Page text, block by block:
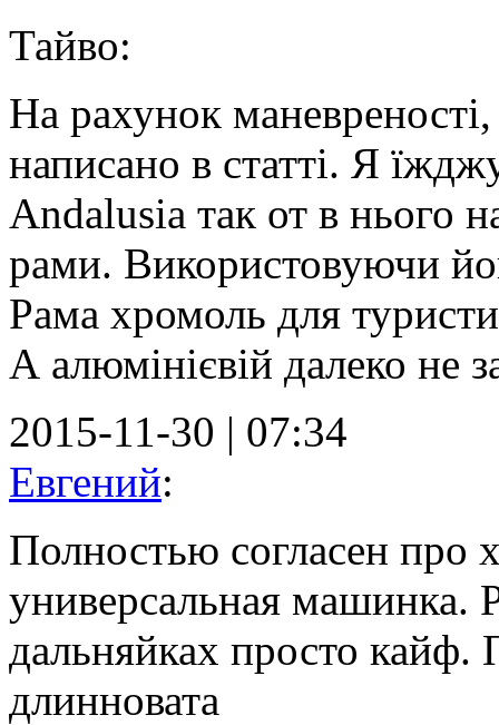
Тайво:
На рахунок
написано в статті. Я
Andalusia так от в нього
рами. Використовуючи
Рама хромоль для
А алюмінієвій далеко не
2015-11-30 | 07:34
Евгений:
Полностью согласен
универсальная машинка.
дальняйках просто кайф.
длинновата